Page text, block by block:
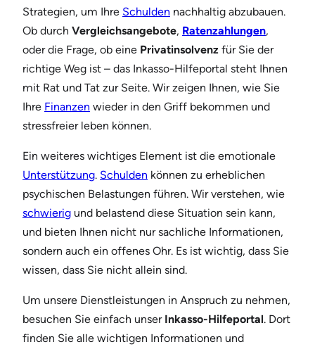
Strategien, um Ihre Schulden nachhaltig abzubauen.
Ob durch Vergleichsangebote, Ratenzahlungen,
oder die Frage, ob eine Privatinsolvenz für Sie der
richtige Weg ist – das Inkasso-Hilfeportal steht Ihnen
mit Rat und Tat zur Seite. Wir zeigen Ihnen, wie Sie
Ihre Finanzen wieder in den Griff bekommen und
stressfreier leben können.
Ein weiteres wichtiges Element ist die emotionale
Unterstützung. Schulden können zu erheblichen
psychischen Belastungen führen. Wir verstehen, wie
schwierig und belastend diese Situation sein kann,
und bieten Ihnen nicht nur sachliche Informationen,
sondern auch ein offenes Ohr. Es ist wichtig, dass Sie
wissen, dass Sie nicht allein sind.
Um unsere Dienstleistungen in Anspruch zu nehmen,
besuchen Sie einfach unser Inkasso-Hilfeportal. Dort
finden Sie alle wichtigen Informationen und